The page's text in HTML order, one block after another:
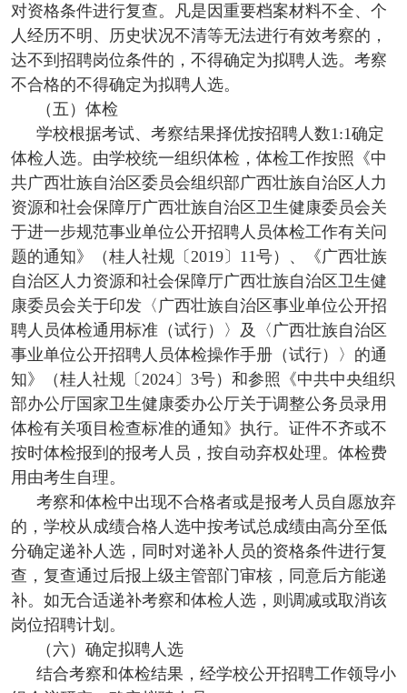
对资格条件进行复查。凡是因重要档案材料不全、个
人经历不明、历史状况不清等无法进行有效考察的，
达不到招聘岗位条件的，不得确定为拟聘人选。考察
不合格的不得确定为拟聘人选。
（五）体检
学校根据考试、考察结果择优按招聘人数1:1确定
体检人选。由学校统一组织体检，体检工作按照《中
共广西壮族自治区委员会组织部广西壮族自治区人力
资源和社会保障厅广西壮族自治区卫生健康委员会关
于进一步规范事业单位公开招聘人员体检工作有关问
题的通知》（桂人社规〔2019〕11号）、《广西壮族
自治区人力资源和社会保障厅广西壮族自治区卫生健
康委员会关于印发〈广西壮族自治区事业单位公开招
聘人员体检通用标准（试行）〉及〈广西壮族自治区
事业单位公开招聘人员体检操作手册（试行）〉的通
知》（桂人社规〔2024〕3号）和参照《中共中央组织
部办公厅国家卫生健康委办公厅关于调整公务员录用
体检有关项目检查标准的通知》执行。证件不齐或不
按时体检报到的报考人员，按自动弃权处理。体检费
用由考生自理。
考察和体检中出现不合格者或是报考人员自愿放弃
的，学校从成绩合格人选中按考试总成绩由高分至低
分确定递补人选，同时对递补人员的资格条件进行复
查，复查通过后报上级主管部门审核，同意后方能递
补。如无合适递补考察和体检人选，则调减或取消该
岗位招聘计划。
（六）确定拟聘人选
结合考察和体检结果，经学校公开招聘工作领导小